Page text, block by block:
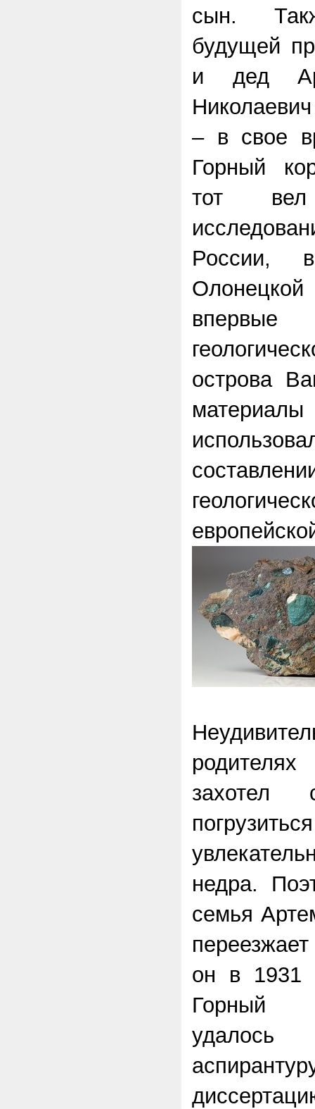
сын.
будущей
и дед
– в свое
Горный
тот вел
России,
острова
захотел
недра.
семья
он в 1931
Горный